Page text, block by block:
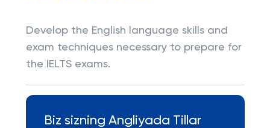
Develop the English language skills and
exam techniques necessary to prepare for
the IELTS exams.
Biz sizning Angliyada Tillar